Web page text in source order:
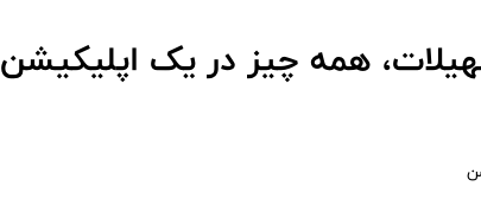
همه چیز در یک اپلیکیشن